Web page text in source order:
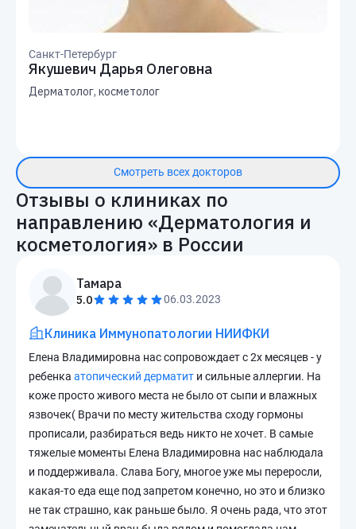
Санкт-Петербург
Якушевич Дарья Олеговна
Дерматолог, косметолог
Смотреть всех докторов
Отзывы о клиниках по
направлению «Дерматология и
косметология» в России
Тамара
5.0 06.03.2023
Клиника Иммунопатологии НИИФКИ
Елена Владимировна нас сопровождает с 2х месяцев - у
ребенка атопический дерматит и сильные аллергии. На
коже просто живого места не было от сыпи и влажных
язвочек( Врачи по месту жительства сходу гормоны
прописали, разбираться ведь никто не хочет. В самые
тяжелые моменты Елена Владимировна нас наблюдала
и поддерживала. Слава Богу, многое уже мы переросли,
какая-то еда еще под запретом конечно, но это и близко
не так страшно, как раньше было. Я очень рада, что этот